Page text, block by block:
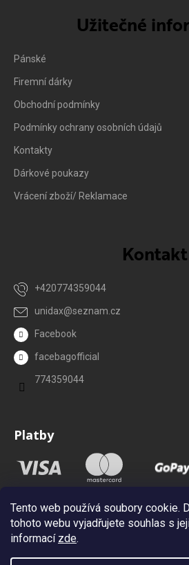
Tento web používá soubory cookie.
tohoto webu vyjadřujete souhlas s
informací zde.
Užitečné
Pánské
Firemní dárky
Obchodní podmínky
Podmínky ochrany osobních údajů
Kontakty
Dárkové poukazy
Vrácení zboží/ Reklamace
Kontakt
unidax@seznam.cz
+420774359044
Facebook
facebagofficial
774359044
Platby